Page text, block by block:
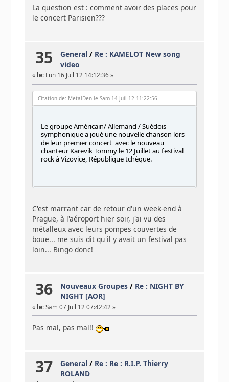
La question est : comment avoir des places pour
le concert Parisien???
35 General / Re : KAMELOT New song
video
« le:Lun 16 Juil 12 14:12:36 »
Citation de: MetalDen le Sam 14 Juil 12 11:22:56
Le groupe Américain/ Allemand / Suédois
symphonique a joué une nouvelle chanson lors
de leur premier concert avec le nouveau
chanteur Karevik Tommy le 12 Juillet au festival
rock à Vizovice, République tchèque.
C'est marrant car de retour d'un week-end à
Prague, à l'aéroport hier soir, j'ai vu des
métalleux avec leurs pompes couvertes de
boue... me suis dit qu'il y avait un festival pas
loin... Bingo donc!
36 Nouveaux Groupes / Re : NIGHT BY
NIGHT [AOR]
« le:Sam 07 Juil 12 07:42:42 »
Pas mal, pas mal!!
37 General / Re : Re : R.I.P. Thierry
ROLAND